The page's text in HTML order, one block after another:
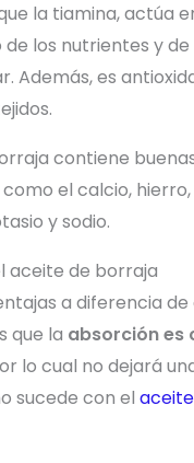
la tiamina, actúa
los nutrientes y de
Además, es
contiene
el calcio,
y sodio.
aceite de borraja
a diferencia
que la absorción es
lo cual no dejará
sucede con el